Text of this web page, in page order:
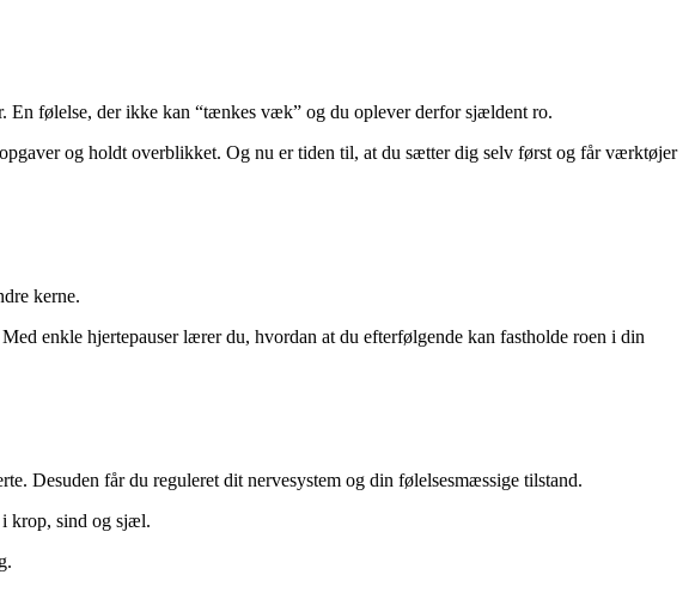
følelse, der ikke kan “tænkes væk” og du oplever derfor sjældent ro.
og holdt overblikket. Og nu er tiden til, at du sætter dig selv først og får værktøjer
kerne.
enkle hjertepauser lærer du, hvordan at du efterfølgende kan fastholde roen i din
Desuden får du reguleret dit nervesystem og din følelsesmæssige tilstand.
i krop, sind og sjæl.